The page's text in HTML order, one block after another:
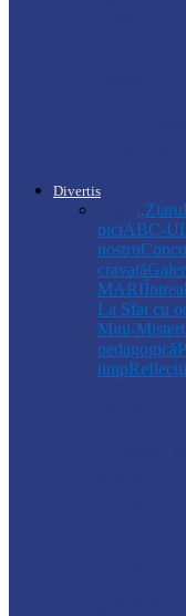
Divertis
piciABC-
nostru
cravată
MARI
La Sfat cu
Mini-Mister
pedagogică
timpReflecții